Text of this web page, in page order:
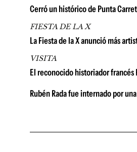
Cerró un histórico de Punta
FIESTA DE LA X
La Fiesta de la X anunció más
VISITA
El reconocido historiador francés
Rubén Rada fue internado por